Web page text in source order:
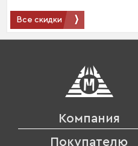
Все скидки
Компания
Покупателю